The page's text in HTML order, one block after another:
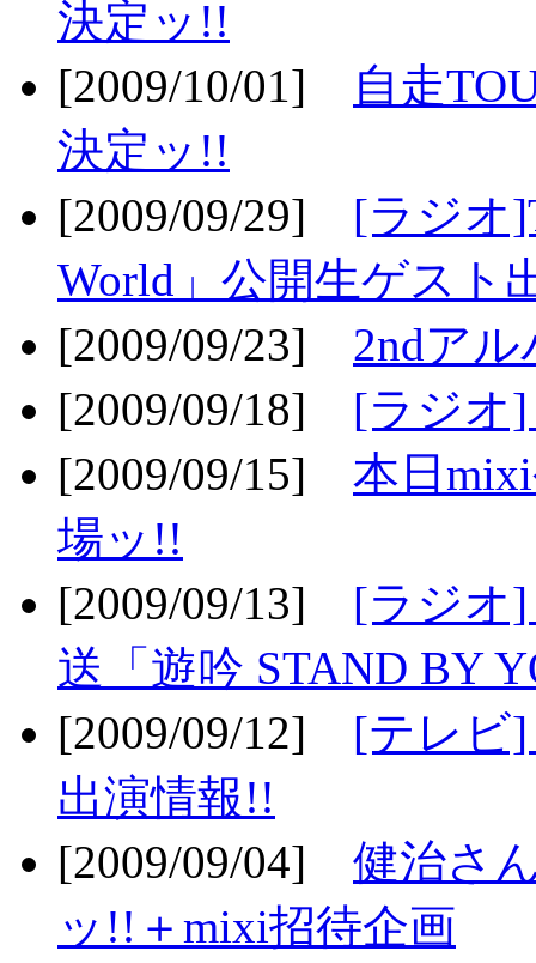
決定ッ!!
[2009/10/01]
自走
決定ッ!!
[2009/09/29] [ラジオ
World」公開生ゲスト
[2009/09/23] 2ndア
[2009/09/18] [ラジオ
[2009/09/15] 本日
場ッ!!
[2009/09/13] [ラジオ]
送「遊吟 STAND BY
[2009/09/12] [テレビ]
出演情報!!
[2009/09/04] 健治さ
ッ!!＋mixi招待企画